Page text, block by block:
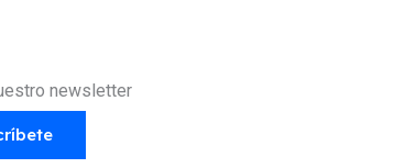
newsletter